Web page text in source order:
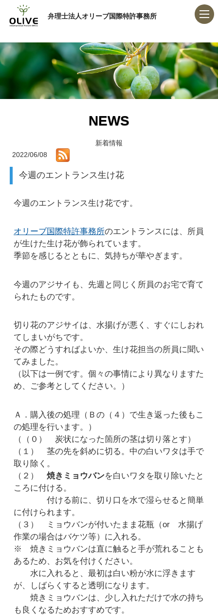
弁理士法人オリーブ国際特許事務所
NEWS
新着情報
2022/06/08
今週のエントランス生け花
今週のエントランス生け花です。
オリーブ国際特許事務所のエントランスには、所員
が生けた生け花が飾られています。
季節を感じるとともに、気持ちが華やぎます。
今週のアジサイも、先週と同じく所員のお宅で育て
られたものです。
切り花のアジサイは、水揚げが悪く、すぐにしおれ
てしまいがちです。
その際どうすればよいか、生け花担当の所員に聞い
てみました。
（以下は一例です。個々の事情により異なりますた
め、ご参考としてください。）
Ａ．購入後の処理（Ｂの（４）で生き返った後もこ
の処理を行います。）
（（０） 炭状になった箇所の茎は切り落とす）
（１） 茎の先を斜めに切る。中の白いワタは手で
取り除く。
（２） 焼きミョウバンを白いワタを取り除いたと
ころに付ける。
付ける前に、切り口を水で湿らせると簡単
に付けられます。
（３） ミョウバンが付いたまま花瓶（or 水揚げ
作業の場合はバケツ等）に入れる。
※ 焼きミョウバンは直に触ると手が荒れることも
あるため、お気を付けください。
水に入れると、最初は白い粉が水に浮きます
が、しばらくすると透明になります。
焼きミョウバンは、少し入れただけで水の持ち
も良くなるためおすすめです。